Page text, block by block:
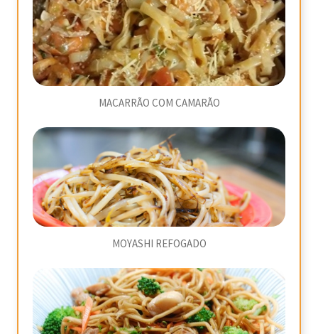
MACARRÃO COM CAMARÃO
MOYASHI REFOGADO